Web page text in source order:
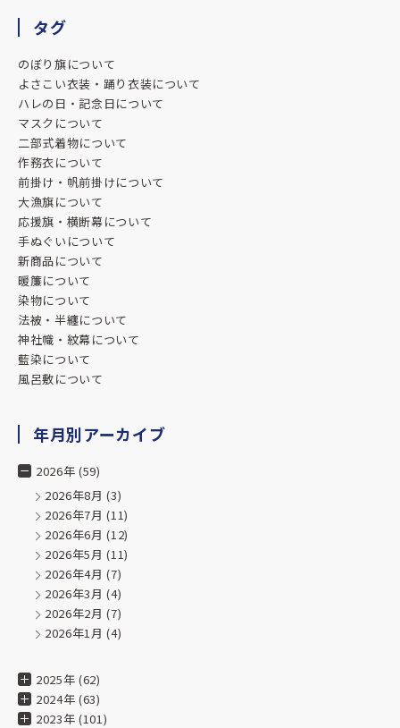
当のイケダさんには、終始丁寧かつ温かなご対応をいただき、心より感
ちらの想いや使う環境に寄り添ったご提案をいただきながら、仕上がり
はもちろん、やり取りの中でも「誠実なものづくり」の姿勢が伝わって
した。
品後、店先に新しい暖簾をかけた瞬間、空間の空気がピリッと引き締ま
した。日々暖簾をくぐってくださるお客様の反応を見て、「お願いして
に良かった」と実感しています。
た、ご丁寧なメールにて、当方の店の様子を調べてくださっていたこと
り、そのお心遣いにも感激しました。
れからも、また暖簾や染め物を新調する際には、迷わずお願いしたいと
ます。
当にありがとうございました。
去、職場としてお世話になった事があり、日本の文化、
た海外でテキスタイルを勉強している方への工場見学をさせてくださっ
化的な地域貢献に力を入れていらっしゃいます。取り扱うすべての物が
的です
400×横500、テトロンポンジ生地よさこい旗
タグ
のぼり旗について
よさこい衣装・踊り衣装について
ハレの日・記念日について
マスクについて
二部式着物について
作務衣について
前掛け・帆前掛けについて
大漁旗について
応援旗・横断幕について
手ぬぐいについて
新商品について
暖簾について
染物について
法被・半纏について
神社幟・紋幕について
藍染について
風呂敷について
年月別アーカイブ
2026年 (59)
2026年8月 (3)
2026年7月 (11)
2026年6月 (12)
2026年5月 (11)
2026年4月 (7)
2026年3月 (4)
2026年2月 (7)
2026年1月 (4)
2025年 (62)
2024年 (63)
2023年 (101)